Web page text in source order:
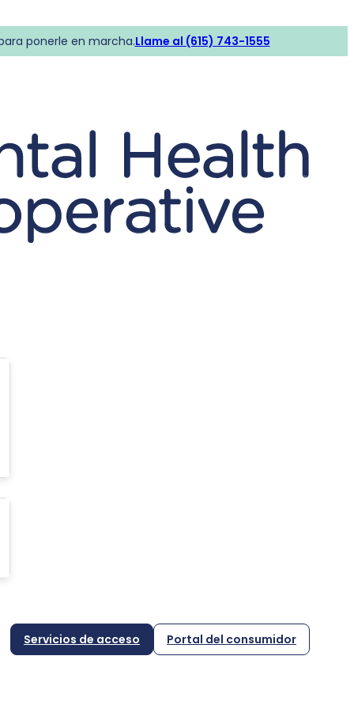
ponerle en marcha.Llame al (615) 743-1555
Servicios de acceso Portal del consumidor